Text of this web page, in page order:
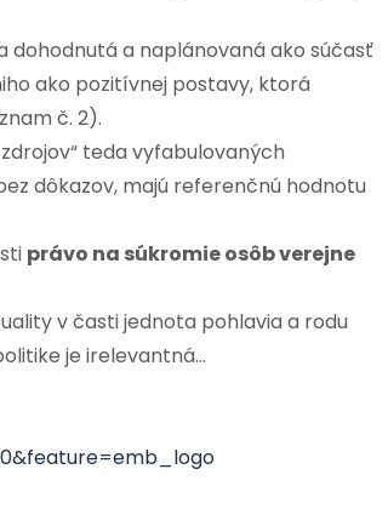
dohodnutá a naplánovaná ako súčasť
ako pozitívnej postavy, ktorá
č. 2).
teda vyfabulovaných
dôkazov, majú referenčnú hodnotu
právo na súkromie osôb verejne
v časti jednota pohlavia a rodu
je irelevantná…